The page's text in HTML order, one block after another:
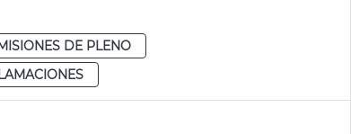
DE PLENO